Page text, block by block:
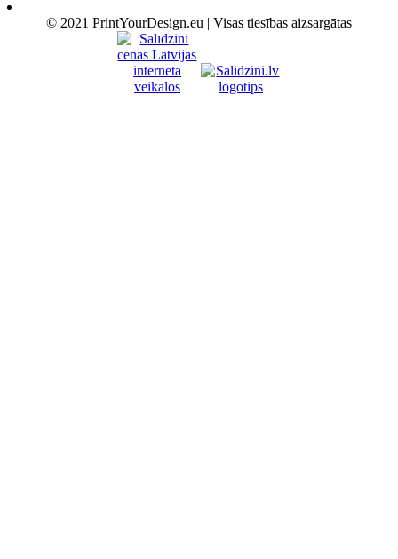
© 2021 PrintYourDesign.eu | Visas tiesības aizsargātas